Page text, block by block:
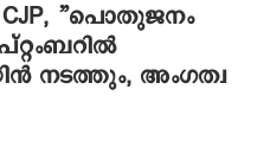
”പൊതുജനം
നടത്തും, അംഗത്വ